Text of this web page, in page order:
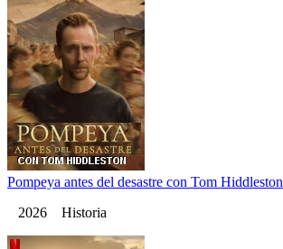
Pompeya antes del desastre con Tom Hiddleston
2026 Historia